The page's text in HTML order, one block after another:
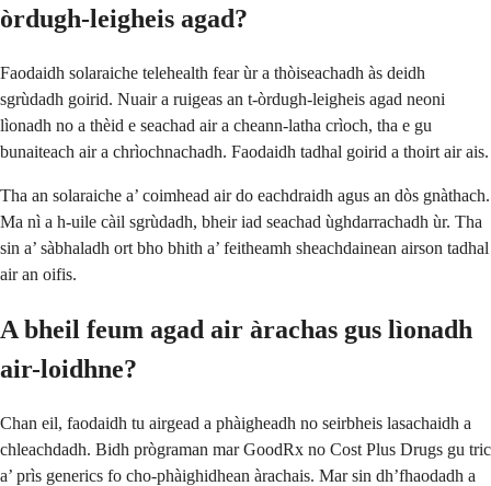
òrdugh-leigheis agad?
Faodaidh solaraiche telehealth fear ùr a thòiseachadh às deidh
sgrùdadh goirid. Nuair a ruigeas an t-òrdugh-leigheis agad neoni
lìonadh no a thèid e seachad air a cheann-latha crìoch, tha e gu
bunaiteach air a chrìochnachadh. Faodaidh tadhal goirid a thoirt air ais.
Tha an solaraiche a’ coimhead air do eachdraidh agus an dòs gnàthach.
Ma nì a h-uile càil sgrùdadh, bheir iad seachad ùghdarrachadh ùr. Tha
sin a’ sàbhaladh ort bho bhith a’ feitheamh sheachdainean airson tadhal
air an oifis.
A bheil feum agad air àrachas gus lìonadh
air-loidhne?
Chan eil, faodaidh tu airgead a phàigheadh no seirbheis lasachaidh a
chleachdadh. Bidh prògraman mar GoodRx no Cost Plus Drugs gu tric
a’ prìs generics fo cho-phàighidhean àrachais. Mar sin dh’fhaodadh a